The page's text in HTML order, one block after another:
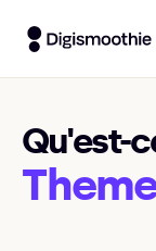
Qu'est-